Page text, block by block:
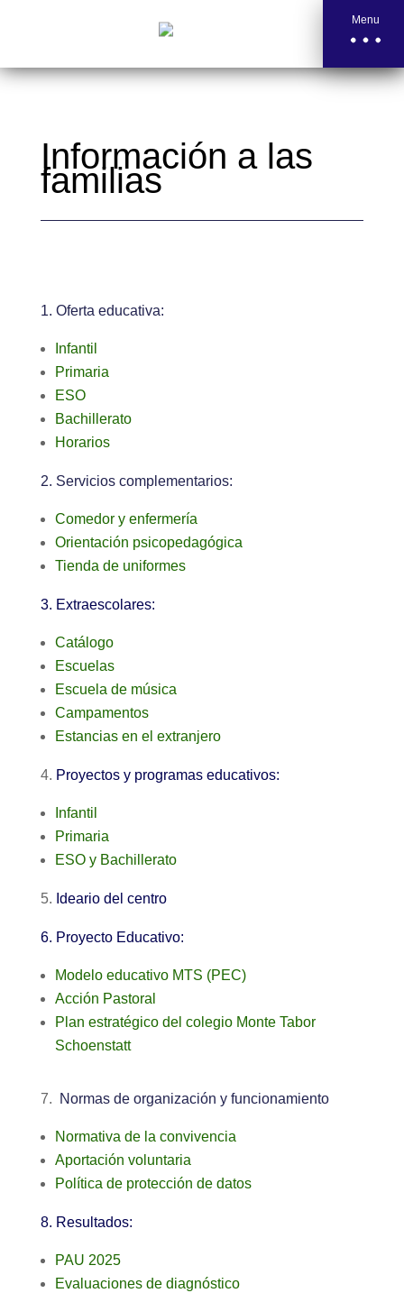
Menu
Información a las
familias
1. Oferta educativa:
Infantil
Primaria
ESO
Bachillerato
Horarios
2. Servicios complementarios:
Comedor y enfermería
Orientación psicopedagógica
Tienda de uniformes
3. Extraescolares:
Catálogo
Escuelas
Escuela de música
Campamentos
Estancias en el extranjero
4. Proyectos y programas educativos:
Infantil
Primaria
ESO y Bachillerato
5. Ideario del centro
6. Proyecto Educativo:
Modelo educativo MTS (PEC)
Acción Pastoral
Plan estratégico del colegio Monte Tabor
Schoenstatt
7. Normas de organización y funcionamiento
Normativa de la convivencia
Aportación voluntaria
Política de protección de datos
8. Resultados:
PAU 2025
Evaluaciones de diagnóstico